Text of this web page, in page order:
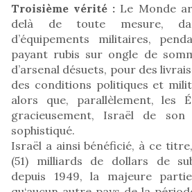
Troisième vérité : Le Monde
delà de toute mesure,
d’équipements militaires,
payant rubis sur ongle de
d’arsenal désuets, pour des
des conditions politiques et
alors que, parallèlement, les
gracieusement, Israël de
sophistiqué.
Israël a ainsi bénéficié, à ce
(51) milliards de dollars de
depuis 1949, la majeure